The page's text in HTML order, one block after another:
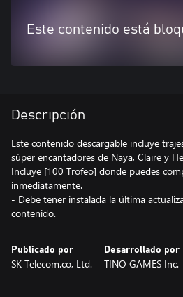
Este contenido está
Descripción
Este contenido descargable incluye
súper encantadores de Naya, Claire y
Incluye [100 Trofeo] donde puedes
inmediatamente.
- Debe tener instalada la última
Publicado por
SK Telecom.co, Ltd.
Desarrollado por
TINO GAMES Inc.